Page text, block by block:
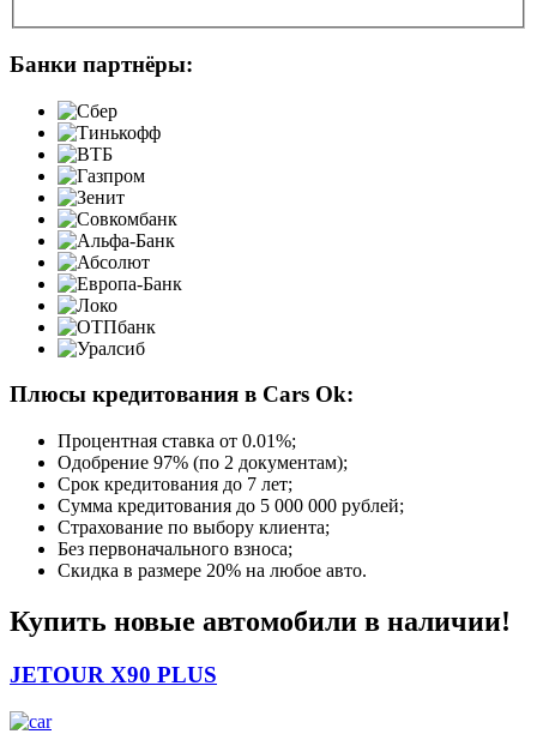
Банки партнёры:
Плюсы кредитования в Cars Ok:
Процентная ставка от 0.01%;
Одобрение 97% (по 2 документам);
Срок кредитования до 7 лет;
Сумма кредитования до 5 000 000 рублей;
Страхование по выбору клиента;
Без первоначального взноса;
Скидка в размере 20% на любое авто.
Купить новые автомобили в наличии!
JETOUR X90 PLUS